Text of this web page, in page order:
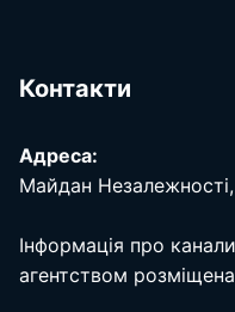
Контакти
Адреса:
Майдан Незалежності,
Інформація про
агентством